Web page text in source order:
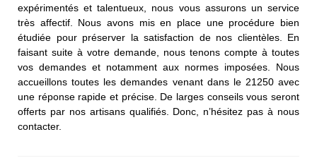
expérimentés et talentueux, nous vous assurons un service
très affectif. Nous avons mis en place une procédure bien
étudiée pour préserver la satisfaction de nos clientèles. En
faisant suite à votre demande, nous tenons compte à toutes
vos demandes et notamment aux normes imposées. Nous
accueillons toutes les demandes venant dans le 21250 avec
une réponse rapide et précise. De larges conseils vous seront
offerts par nos artisans qualifiés. Donc, n’hésitez pas à nous
contacter.